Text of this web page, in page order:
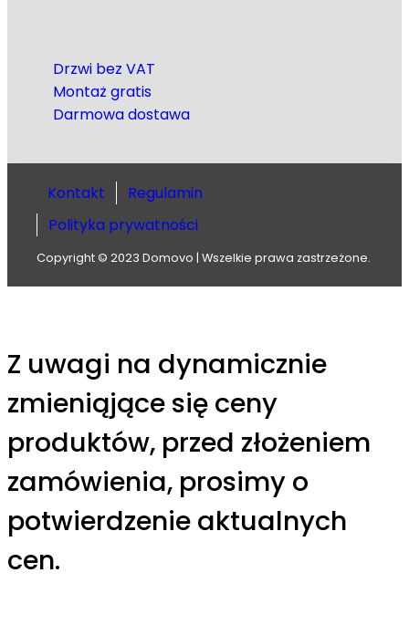
Drzwi bez VAT
Montaż gratis
Darmowa dostawa
Kontakt
Regulamin
Polityka prywatności
Copyright © 2023 Domovo | Wszelkie prawa zastrzeżone.
Z uwagi na dynamicznie
zmieniąjące się ceny
produktów, przed złożeniem
zamówienia, prosimy o
potwierdzenie aktualnych
cen.